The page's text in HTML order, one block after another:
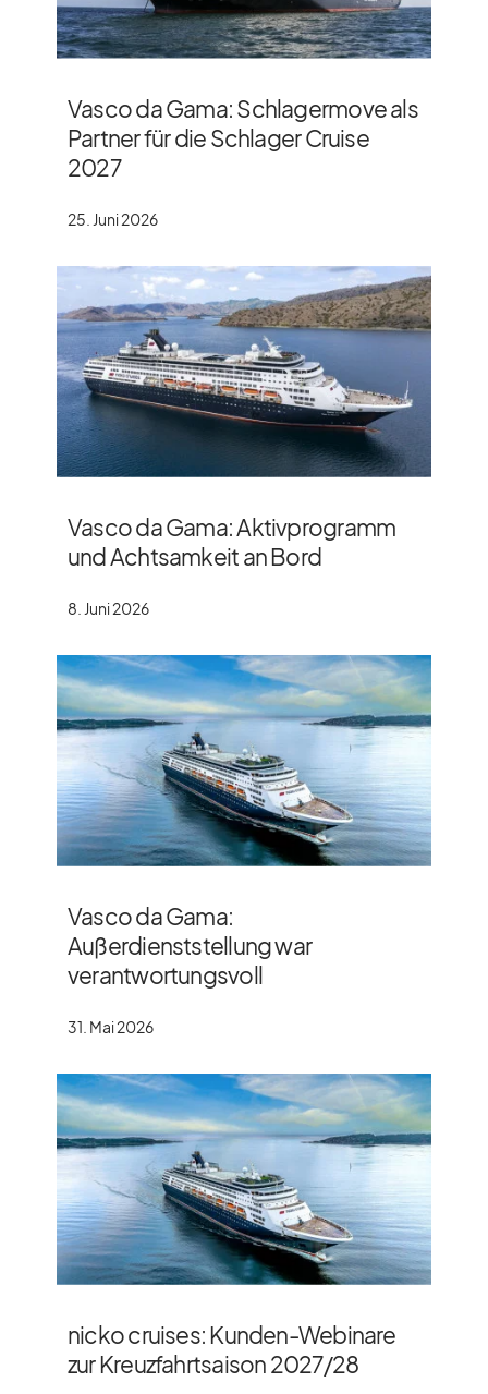
Vasco da Gama: Schlagermove als
Partner für die Schlager Cruise
2027
25. Juni 2026
Vasco da Gama: Aktivprogramm
und Achtsamkeit an Bord
8. Juni 2026
Vasco da Gama:
Außerdienststellung war
verantwortungsvoll
31. Mai 2026
nicko cruises: Kunden-Webinare
zur Kreuzfahrtsaison 2027/​28